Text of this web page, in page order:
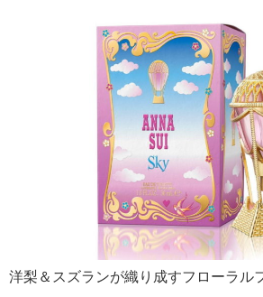
洋梨＆スズランが織り成すフローラル